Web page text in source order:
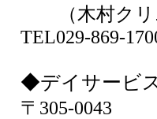
（木村クリ
TEL029-869-
◆デイサービ
〒305-0043